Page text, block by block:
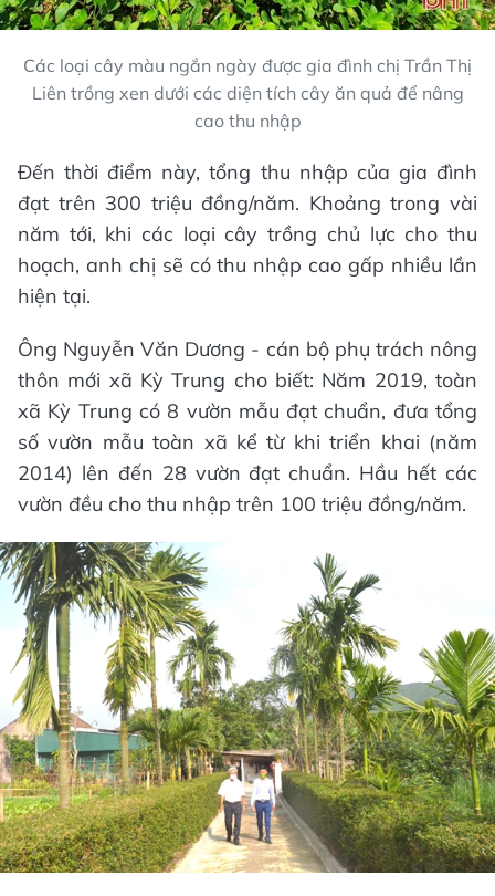
Các loại cây màu ngắn ngày được gia đình chị Trần Thị
Liên trồng xen dưới các diện tích cây ăn quả để nâng
cao thu nhập
Đến thời điểm này, tổng thu nhập của gia đình
đạt trên 300 triệu đồng/năm. Khoảng trong vài
năm tới, khi các loại cây trồng chủ lực cho thu
hoạch, anh chị sẽ có thu nhập cao gấp nhiều lần
hiện tại.
Ông Nguyễn Văn Dương - cán bộ phụ trách nông
thôn mới xã Kỳ Trung cho biết: Năm 2019, toàn
xã Kỳ Trung có 8 vườn mẫu đạt chuẩn, đưa tổng
số vườn mẫu toàn xã kể từ khi triển khai (năm
2014) lên đến 28 vườn đạt chuẩn. Hầu hết các
vườn đều cho thu nhập trên 100 triệu đồng/năm.